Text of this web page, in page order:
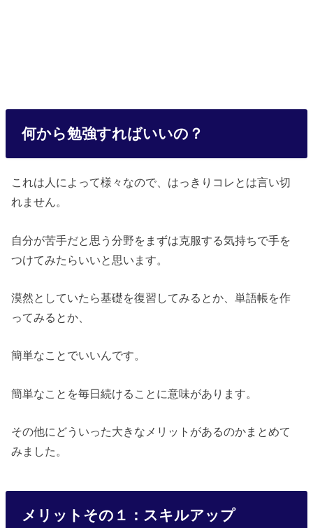
何から勉強すればいいの？
これは人によって様々なので、はっきりコレとは言い切
れません。
自分が苦手だと思う分野をまずは克服する気持ちで手を
つけてみたらいいと思います。
漠然としていたら基礎を復習してみるとか、単語帳を作
ってみるとか、
簡単なことでいいんです。
簡単なことを毎日続けることに意味があります。
その他にどういった大きなメリットがあるのかまとめて
みました。
メリットその１：スキルアップ